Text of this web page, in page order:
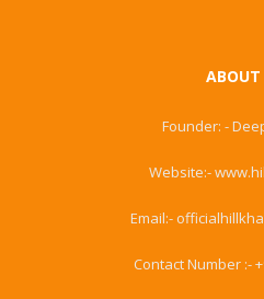
ABOUT
Founder: -
Website:-
Email:-
Contact Number :-